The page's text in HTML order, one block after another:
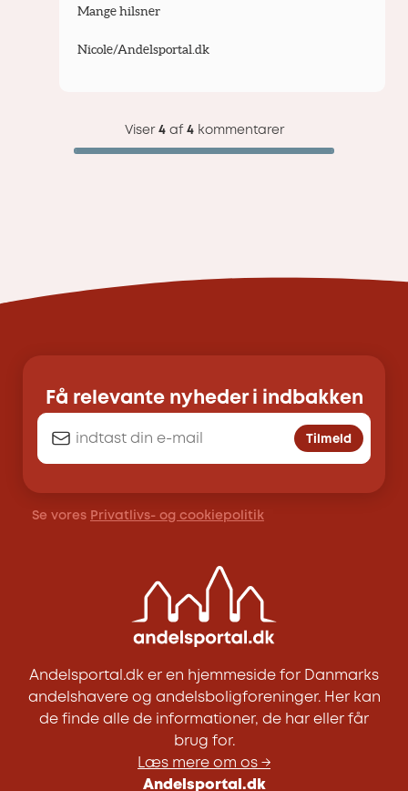
Mange hilsner
Nicole/Andelsportal.dk
Viser 4af 4kommentarer
Få relevante nyheder i indbakken
Tilmeld
Se vores Privatlivs- og cookiepolitik
Andelsportal.dk er en hjemmeside for Danmarks
andelshavere og andelsboligforeninger. Her kan
de finde alle de informationer, de har eller får
brug for.
Læs mere om os →
Andelsportal.dk